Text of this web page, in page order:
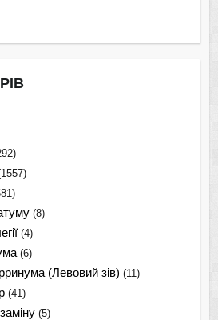
(8)
(4)
(6)
(Левовий зів) (11)
(41)
(5)